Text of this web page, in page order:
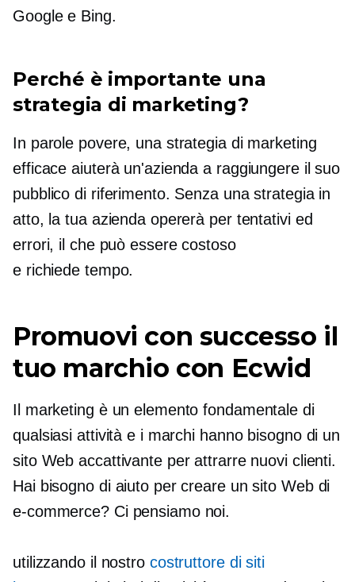
Google e Bing.
Perché è importante una
strategia di marketing?
In parole povere, una strategia di marketing
efficace aiuterà un'azienda a raggiungere il suo
pubblico di riferimento. Senza una strategia in
atto, la tua azienda opererà per tentativi ed
errori, il che può essere costoso
e richiede tempo.
Promuovi con successo il
tuo marchio con Ecwid
Il marketing è un elemento fondamentale di
qualsiasi attività e i marchi hanno bisogno di un
sito Web accattivante per attrarre nuovi clienti.
Hai bisogno di aiuto per creare un sito Web di
e-commerce? Ci pensiamo noi.
utilizzando il nostro costruttore di siti